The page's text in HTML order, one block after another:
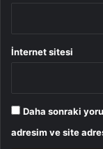
İnternet sitesi
Daha sonraki
adresim ve site